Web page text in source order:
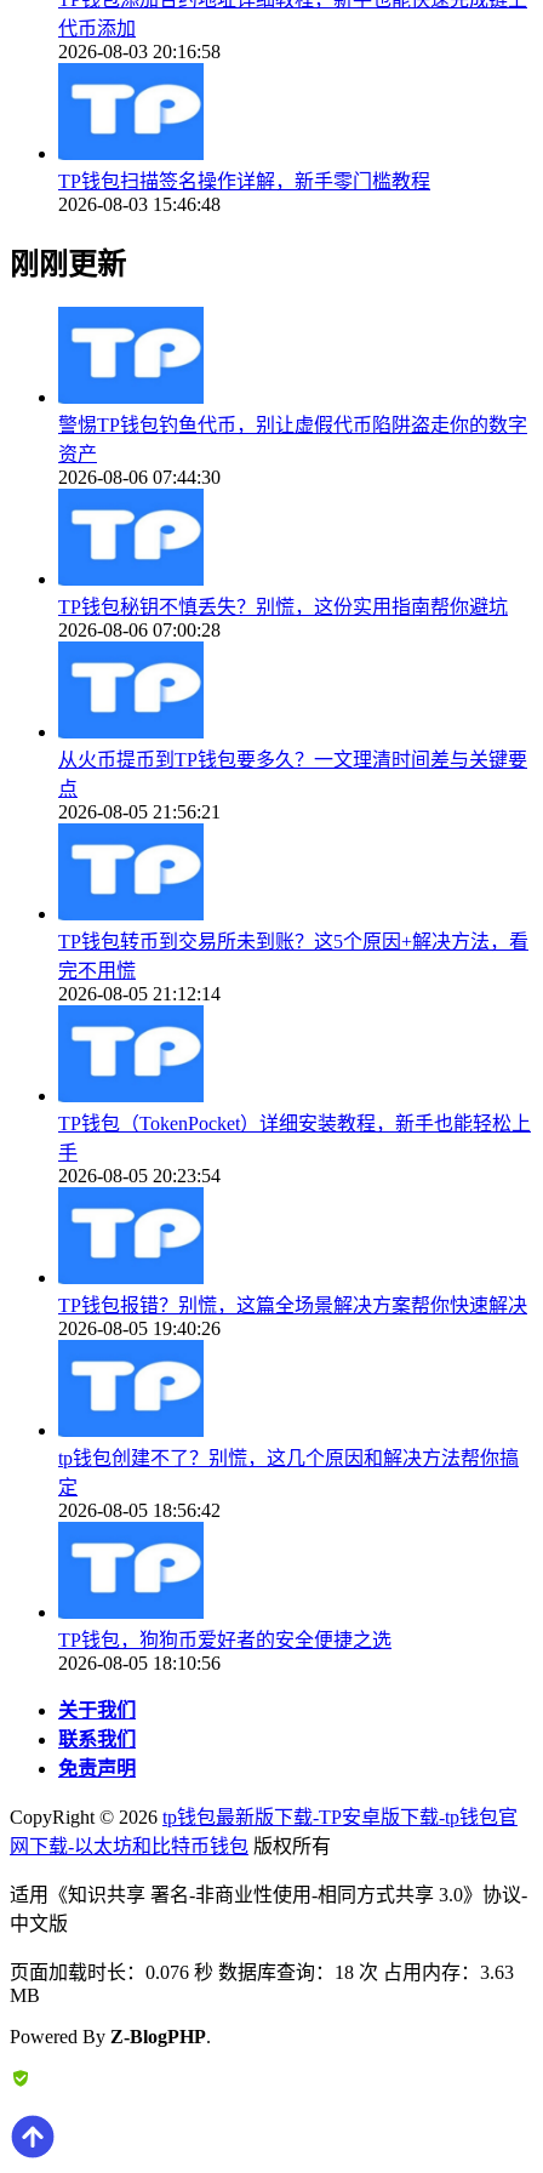
代币添加
2026-08-03 20:16:58
TP钱包扫描签名操作详解，新手零门槛教程
2026-08-03 15:46:48
刚刚更新
警惕TP钱包钓鱼代币，别让虚假代币陷阱盗走你的数字
资产
2026-08-06 07:44:30
TP钱包秘钥不慎丢失？别慌，这份实用指南帮你避坑
2026-08-06 07:00:28
从火币提币到TP钱包要多久？一文理清时间差与关键要
点
2026-08-05 21:56:21
TP钱包转币到交易所未到账？这5个原因+解决方法，看
完不用慌
2026-08-05 21:12:14
TP钱包（TokenPocket）详细安装教程，新手也能轻松上
手
2026-08-05 20:23:54
TP钱包报错？别慌，这篇全场景解决方案帮你快速解决
2026-08-05 19:40:26
tp钱包创建不了？别慌，这几个原因和解决方法帮你搞
定
2026-08-05 18:56:42
TP钱包，狗狗币爱好者的安全便捷之选
2026-08-05 18:10:56
关于我们
联系我们
免责声明
CopyRight © 2026 tp钱包最新版下载-TP安卓版下载-tp钱包官
网下载-以太坊和比特币钱包 版权所有
适用《知识共享 署名-非商业性使用-相同方式共享 3.0》协议-
中文版
页面加载时长：0.076 秒 数据库查询：18 次 占用内存：3.63
MB
Powered By Z-BlogPHP.